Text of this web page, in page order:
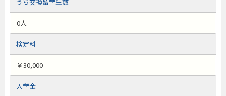
0人
検定料
￥30,000
入学金